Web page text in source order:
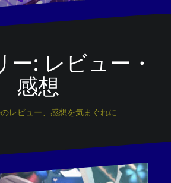
ー: レビュー・
感想
レビュー、感想を気まぐれに